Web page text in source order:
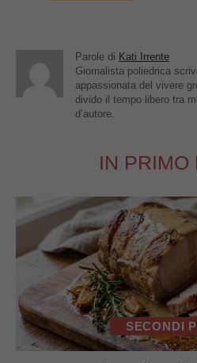
Parole di Kati Irrente
Giornalista poliedrica
appassionata del vivere
divido il tempo libero tra
d’autore.
IN PRIMO
SECONDI